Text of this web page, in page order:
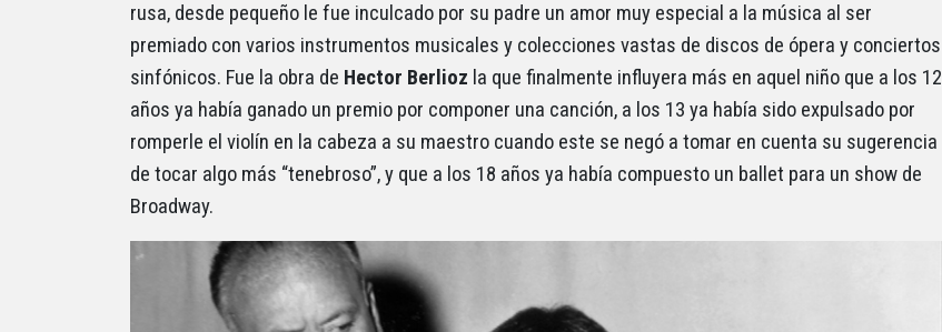
rusa, desde pequeño le fue inculcado por su padre un amor muy especial a la música al ser
premiado con varios instrumentos musicales y colecciones vastas de discos de ópera y conciertos
sinfónicos. Fue la obra de Hector Berlioz la que finalmente influyera más en aquel niño que a los 12
años ya había ganado un premio por componer una canción, a los 13 ya había sido expulsado por
romperle el violín en la cabeza a su maestro cuando este se negó a tomar en cuenta su sugerencia
de tocar algo más “tenebroso”, y que a los 18 años ya había compuesto un ballet para un show de
Broadway.